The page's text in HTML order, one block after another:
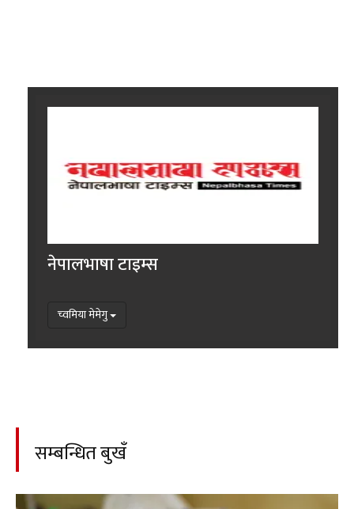
नेपालभाषा टाइम्स
च्वमिया मेमेगु
सम्बन्धित बुखँ